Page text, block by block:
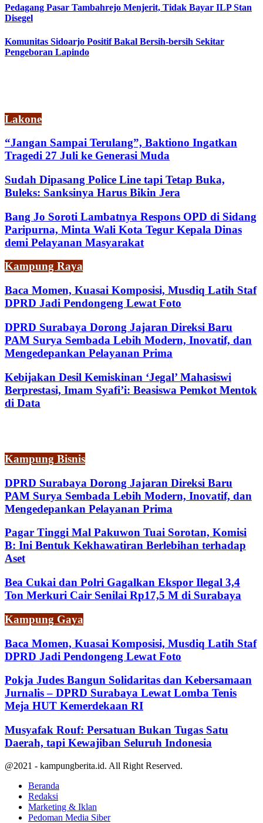
Pedagang Pasar Tambahrejo Menjerit, Tidak Bayar ILP Stan
Disegel
Komunitas Sidoarjo Positif Bakal Bersih-bersih Sekitar
Pengeboran Lapindo
Lakone
“Jangan Sampai Terulang”, Baktiono Ingatkan
Tragedi 27 Juli ke Generasi Muda
Sudah Dipasang Police Line tapi Tetap Buka,
Buleks: Sanksinya Harus Bikin Jera
Bang Jo Soroti Lambatnya Respons OPD di Sidang
Paripurna, Minta Wali Kota Tegur Kepala Dinas
demi Pelayanan Masyarakat
Kampung Raya
Baca Momen, Kuasai Komposisi, Musdiq Latih Staf
DPRD Jadi Pendongeng Lewat Foto
DPRD Surabaya Dorong Jajaran Direksi Baru
PAM Surya Sembada Lebih Modern, Inovatif, dan
Mengedepankan Pelayanan Prima
Kebijakan Desil Kemiskinan ‘Jegal’ Mahasiswi
Berprestasi, Imam Syafi’i: Beasiswa Pemkot Mentok
di Data
Kampung Bisnis
DPRD Surabaya Dorong Jajaran Direksi Baru
PAM Surya Sembada Lebih Modern, Inovatif, dan
Mengedepankan Pelayanan Prima
Pagar Tinggi Mal Pakuwon Tuai Sorotan, Komisi
B: Ini Bentuk Kekhawatiran Berlebihan terhadap
Aset
Bea Cukai dan Polri Gagalkan Ekspor Ilegal 3,4
Ton Merkuri Cair Senilai Rp17,5 M di Surabaya
Kampung Gaya
Baca Momen, Kuasai Komposisi, Musdiq Latih Staf
DPRD Jadi Pendongeng Lewat Foto
Pokja Judes Bangun Solidaritas dan Kebersamaan
Jurnalis – DPRD Surabaya Lewat Lomba Tenis
Meja HUT Kemerdekaan RI
Musyafak Rouf: Persatuan Bukan Tugas Satu
Daerah, tapi Kewajiban Seluruh Indonesia
@2021 - kampungberita.id. All Right Reserved.
Beranda
Redaksi
Marketing & Iklan
Pedoman Media Siber